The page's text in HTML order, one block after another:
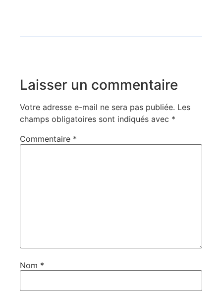
Laisser un commentaire
Votre adresse e-mail ne sera pas publiée. Les
champs obligatoires sont indiqués avec *
Commentaire *
Nom *